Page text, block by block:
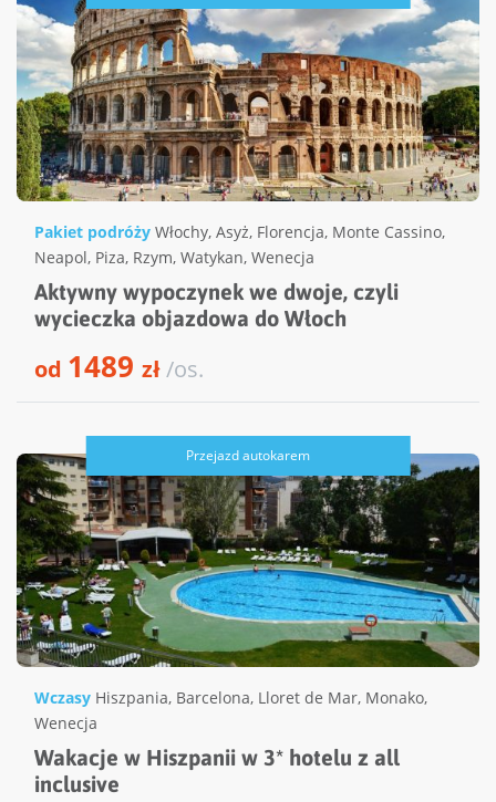
Pakiet podróży Włochy, Asyż, Florencja, Monte Cassino,
Neapol, Piza, Rzym, Watykan, Wenecja
Aktywny wypoczynek we dwoje, czyli
wycieczka objazdowa do Włoch
od 1489 zł/os.
Przejazd autokarem
Wczasy Hiszpania, Barcelona, Lloret de Mar, Monako,
Wenecja
Wakacje w Hiszpanii w 3* hotelu z all
inclusive